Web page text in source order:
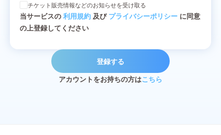
チケット販売情報などのお知らせを受け取る
当サービスの 利用規約 及び プライバシーポリシー に同意
の上登録してください
登録する
アカウントをお持ちの方はこちら